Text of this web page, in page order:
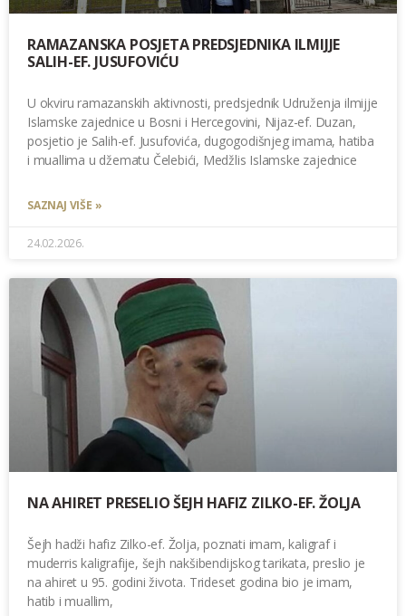
RAMAZANSKA POSJETA PREDSJEDNIKA ILMIJJE
SALIH-EF. JUSUFOVIĆU
U okviru ramazanskih aktivnosti, predsjednik Udruženja ilmijje
Islamske zajednice u Bosni i Hercegovini, Nijaz-ef. Duzan,
posjetio je Salih-ef. Jusufovića, dugogodišnjeg imama, hatiba
i muallima u džematu Čelebići, Medžlis Islamske zajednice
SAZNAJ VIŠE »
24.02.2026.
NA AHIRET PRESELIO ŠEJH HAFIZ ZILKO-EF. ŽOLJA
Šejh hadži hafiz Zilko-ef. Žolja, poznati imam, kaligraf i
muderris kaligrafije, šejh nakšibendijskog tarikata, preslio je
na ahiret u 95. godini života. Trideset godina bio je imam,
hatib i muallim,